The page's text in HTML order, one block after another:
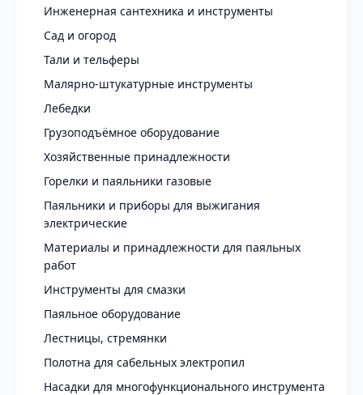
Инженерная сантехника и инструменты
Сад и огород
Тали и тельферы
Малярно-штукатурные инструменты
Лебедки
Грузоподъёмное оборудование
Хозяйственные принадлежности
Горелки и паяльники газовые
Паяльники и приборы для выжигания
электрические
Материалы и принадлежности для паяльных
работ
Инструменты для смазки
Паяльное оборудование
Лестницы, стремянки
Полотна для сабельных электропил
Насадки для многофункционального инструмента